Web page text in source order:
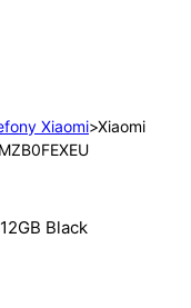
Xiaomi>Xiaomi
Black